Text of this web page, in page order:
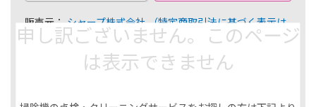
販売元： シャープ株式会社
（特定商取引法に基づく表示は
こちら）
￥42,130
申し訳ございません。このページ
は表示できません